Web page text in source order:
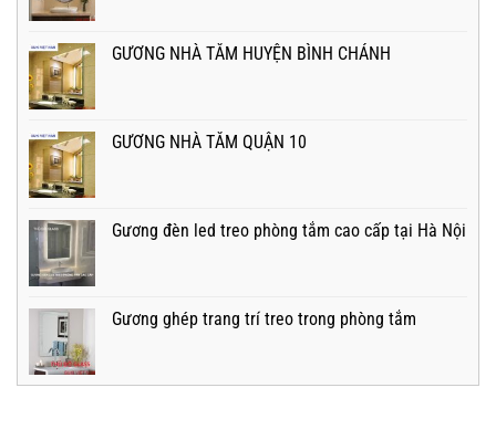
GƯƠNG NHÀ TẮM HUYỆN BÌNH CHÁNH
GƯƠNG NHÀ TẮM QUẬN 10
Gương đèn led treo phòng tắm cao cấp tại Hà Nội
Gương ghép trang trí treo trong phòng tắm